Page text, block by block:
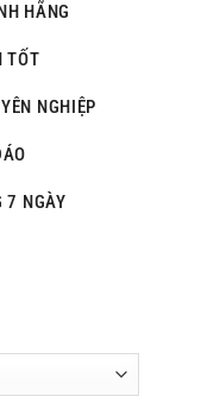
HÃNG
TỐT
NGHIỆP
7 NGÀY